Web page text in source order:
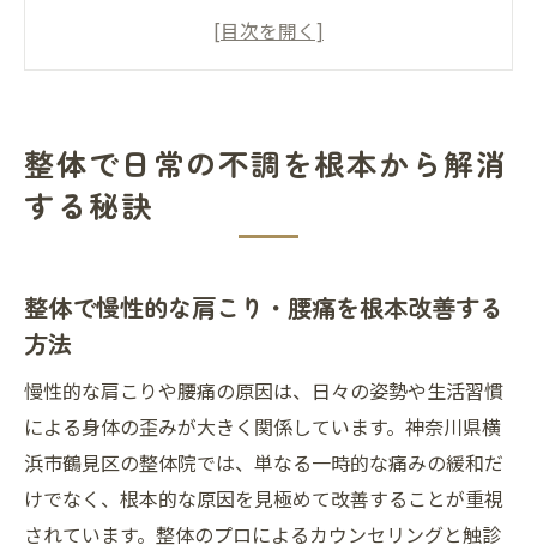
整体のプロが語る日常不調解消のポイント
整体を活かした再発しにくい体づくりのコ
ツ
整体プロが実践する骨盤矯正と姿勢調整法
整体のプロが伝えるオーダーメイド施術の
魅力
整体で得られる根本的な歪み改善の新常識
整体と生活習慣改善を組み合わせた予防術
整体で日常の不調を根本から解消
する秘訣
整体で慢性的な肩こり・腰痛を根本改善する
方法
慢性的な肩こりや腰痛の原因は、日々の姿勢や生活習慣
による身体の歪みが大きく関係しています。神奈川県横
浜市鶴見区の整体院では、単なる一時的な痛みの緩和だ
けでなく、根本的な原因を見極めて改善することが重視
されています。整体のプロによるカウンセリングと触診